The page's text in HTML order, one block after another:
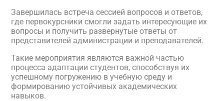
Завершилась встреча сессией вопросов и ответов,
где первокурсники смогли задать интересующие их
вопросы и получить развернутые ответы от
представителей администрации и преподавателей.
Такие мероприятия являются важной частью
процесса адаптации студентов, способствуя их
успешному погружению в учебную среду и
формированию устойчивых академических
навыков.